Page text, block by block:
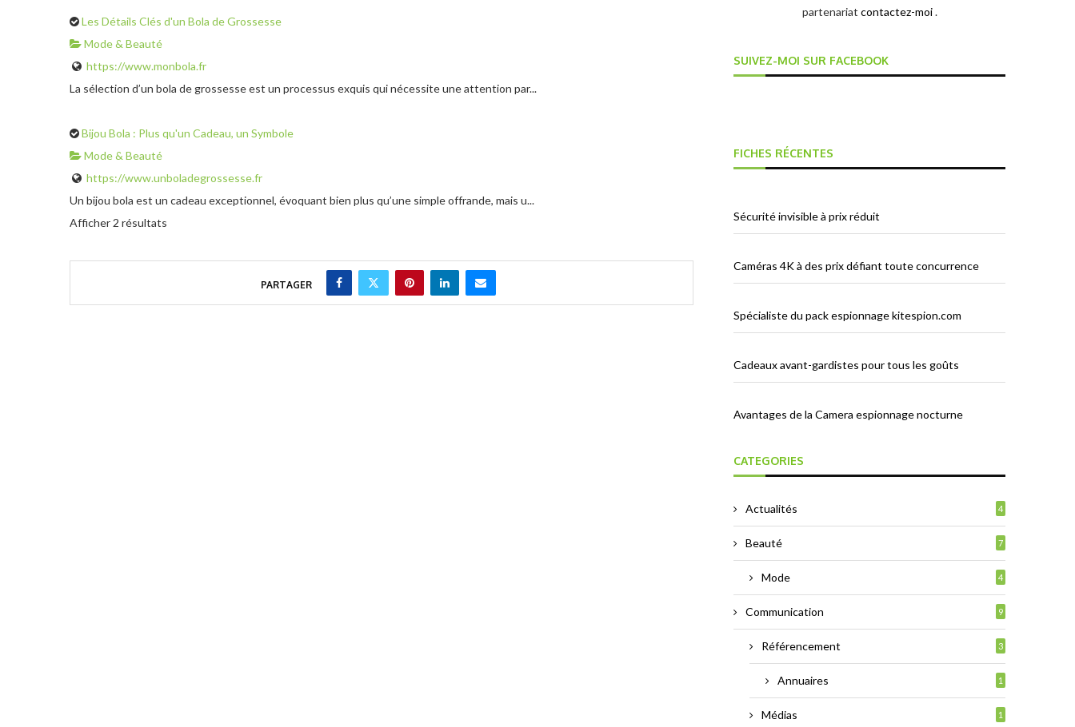
Les Détails Clés d'un Bola de Grossesse
Mode & Beauté
https://www.monbola.fr
La sélection d’un bola de grossesse est un processus exquis qui nécessite une attention par...
Bijou Bola : Plus qu'un Cadeau, un Symbole
Mode & Beauté
https://www.unboladegrossesse.fr
Un bijou bola est un cadeau exceptionnel, évoquant bien plus qu’une simple offrande, mais u...
Afficher 2 résultats
PARTAGER
partenariat contactez-moi.
SUIVEZ-MOI SUR FACEBOOK
FICHES RÉCENTES
Sécurité invisible à prix réduit
Caméras 4K à des prix défiant toute concurrence
Spécialiste du pack espionnage kitespion.com
Cadeaux avant-gardistes pour tous les goûts
Avantages de la Camera espionnage nocturne
CATEGORIES
Actualités 4
Beauté 7
Mode 4
Communication 9
Référencement 3
Annuaires 1
Médias 1